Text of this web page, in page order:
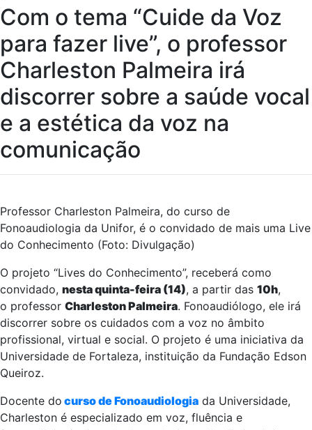
Com o tema “Cuide da Voz
para fazer live”, o professor
Charleston Palmeira irá
discorrer sobre a saúde vocal
e a estética da voz na
comunicação
Professor Charleston Palmeira, do curso de
Fonoaudiologia da Unifor, é o convidado de mais uma Live
do Conhecimento (Foto: Divulgação)
O projeto “Lives do Conhecimento”, receberá como
convidado, nesta quinta-feira (14), a partir das 10h,
o professor Charleston Palmeira. Fonoaudiólogo, ele irá
discorrer sobre os cuidados com a voz no âmbito
profissional, virtual e social. O projeto é uma iniciativa da
Universidade de Fortaleza, instituição da Fundação Edson
Queiroz.
Docente do curso de Fonoaudiologia da Universidade,
Charleston é especializado em voz, fluência e